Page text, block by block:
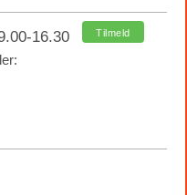
16.30 Tilmeld